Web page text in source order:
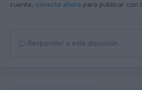
cuenta, conecta ahora para publicar con
Responder a esta discusión...